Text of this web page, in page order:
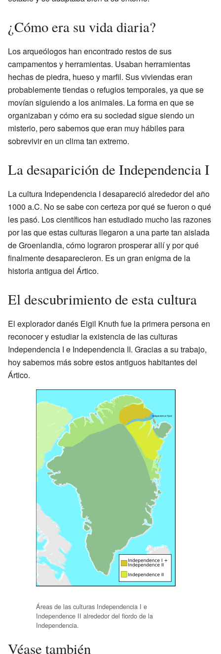
¿Cómo era su vida diaria?
Los arqueólogos han encontrado restos de sus
campamentos y herramientas. Usaban herramientas
hechas de piedra, hueso y marfil. Sus viviendas eran
probablemente tiendas o refugios temporales, ya que se
movían siguiendo a los animales. La forma en que se
organizaban y cómo era su sociedad sigue siendo un
misterio, pero sabemos que eran muy hábiles para
sobrevivir en un clima tan extremo.
La desaparición de Independencia I
La cultura Independencia I desapareció alrededor del año
1000 a.C. No se sabe con certeza por qué se fueron o qué
les pasó. Los científicos han estudiado mucho las razones
por las que estas culturas llegaron a una parte tan aislada
de Groenlandia, cómo lograron prosperar allí y por qué
finalmente desaparecieron. Es un gran enigma de la
historia antigua del Ártico.
El descubrimiento de esta cultura
El explorador danés Eigil Knuth fue la primera persona en
reconocer y estudiar la existencia de las culturas
Independencia I e Independencia II. Gracias a su trabajo,
hoy sabemos más sobre estos antiguos habitantes del
Ártico.
Áreas de las culturas Independencia I e
Independence II alrededor del fiordo de la
Independencia.
Véase también